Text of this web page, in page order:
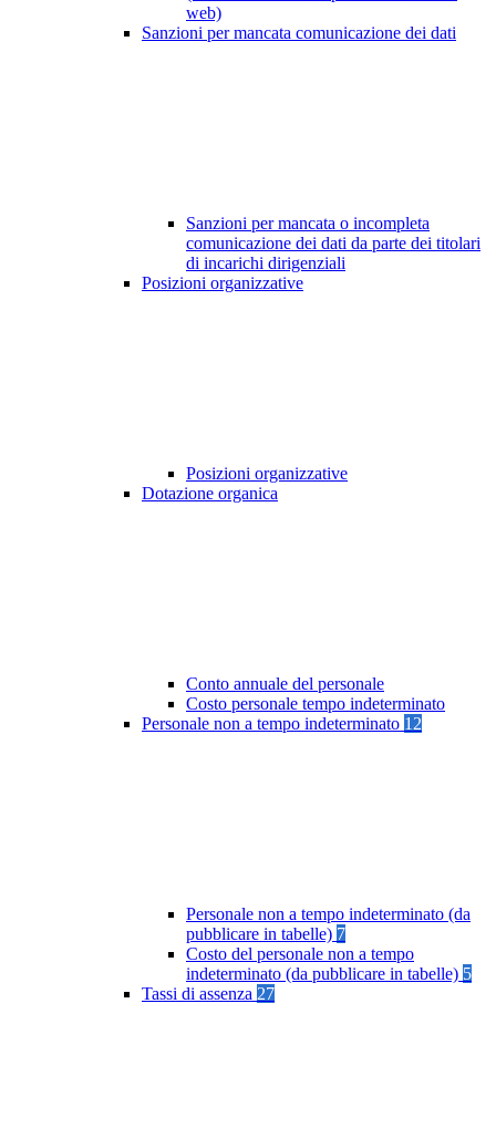
web)
Sanzioni per mancata comunicazione dei dati
Sanzioni per mancata o incompleta
comunicazione dei dati da parte dei titolari
di incarichi dirigenziali
Posizioni organizzative
Posizioni organizzative
Dotazione organica
Conto annuale del personale
Costo personale tempo indeterminato
Personale non a tempo indeterminato 12
Personale non a tempo indeterminato (da
pubblicare in tabelle) 7
Costo del personale non a tempo
indeterminato (da pubblicare in tabelle) 5
Tassi di assenza 27